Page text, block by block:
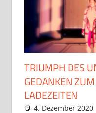
TRIUMPH DES
GEDANKEN
LADEZEITEN
4. Dezember 2020